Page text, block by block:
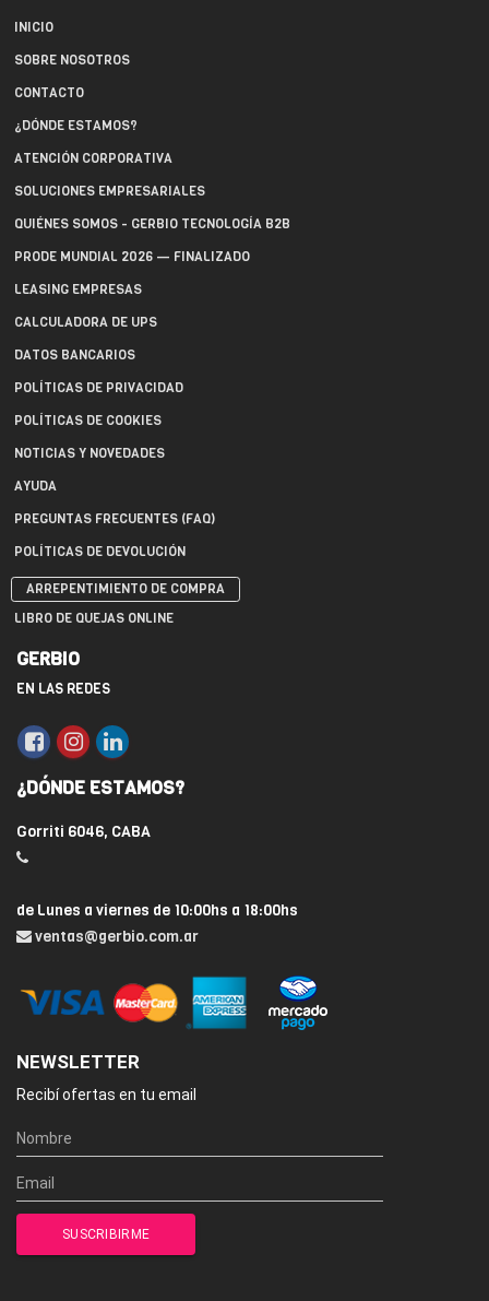
INICIO
SOBRE NOSOTROS
CONTACTO
¿DÓNDE ESTAMOS?
ATENCIÓN CORPORATIVA
SOLUCIONES EMPRESARIALES
QUIÉNES SOMOS - GERBIO TECNOLOGÍA B2B
PRODE MUNDIAL 2026 — FINALIZADO
LEASING EMPRESAS
CALCULADORA DE UPS
DATOS BANCARIOS
POLÍTICAS DE PRIVACIDAD
POLÍTICAS DE COOKIES
NOTICIAS Y NOVEDADES
AYUDA
PREGUNTAS FRECUENTES (FAQ)
POLÍTICAS DE DEVOLUCIÓN
ARREPENTIMIENTO DE COMPRA
LIBRO DE QUEJAS ONLINE
GERBIO
EN LAS REDES
¿DÓNDE ESTAMOS?
Gorriti 6046, CABA
de Lunes a viernes de 10:00hs a 18:00hs
ventas@gerbio.com.ar
NEWSLETTER
Recibí ofertas en tu email